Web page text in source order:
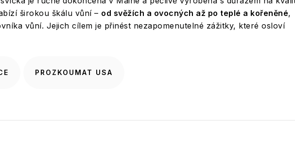
širokou škálu vůní – od svěžích a ovocných až po teplé a kořeněné,
vůní. Jejich cílem je přinést nezapomenutelné zážitky, které osloví
PROZKOUMAT USA